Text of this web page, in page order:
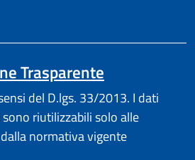
Trasparente
del D.lgs. 33/2013. I dati
riutilizzabili solo alle
normativa vigente